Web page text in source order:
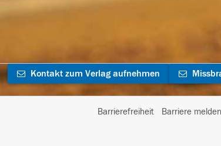
Kontakt zum Verlag aufnehmen
Barrierefreiheit Barriere melden